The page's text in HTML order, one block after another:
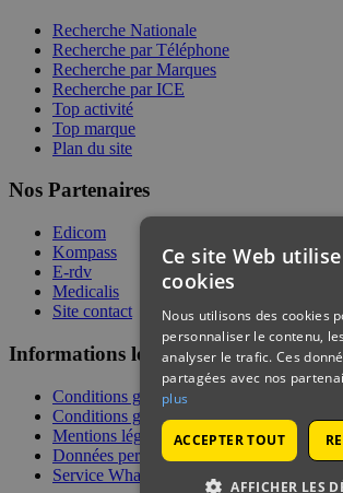
Recherche Nationale
Recherche par Téléphone
Recherche par Marques
Recherche par ICE
Top activité
Top marque
Plan du site
Nos Partenaires
Edicom
Kompass
E-rdv
Medicalis
Site contact
Informations légales
Conditions générales de services
Conditions générales de vente
Mentions légales
Données personnelles
Service WhatsApp
Ce site Web
cookies
Nous utilisons des cookies
personnaliser le contenu,
analyser le trafic. Ces
partagées avec nos
plus
ACCEPTER TOUT
AFFICHER LES